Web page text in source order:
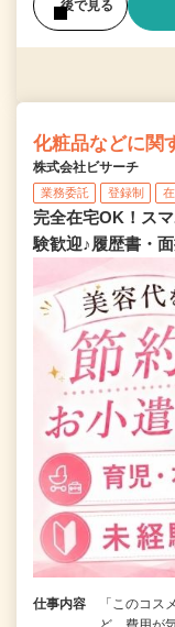
後で見る
化粧品などに関
株式会社ビサーチ
業務委託 登録制
完全在宅OK！ス
験歓迎♪履歴書・
仕事内容
「このコス